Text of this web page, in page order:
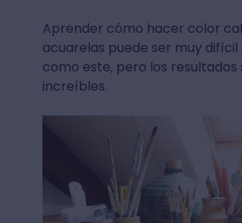
Aprender cómo hacer color
acuarelas puede ser muy difícil
como este, pero los resultados
increíbles.